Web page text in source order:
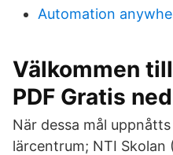
Automation
Välkommen
PDF Gratis
När dessa mål
lärcentrum; NTI Skolan